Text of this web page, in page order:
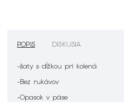
POPIS DISKUSIA
-šaty s dĺžkou pri kolená
-Bez rukávov
-Opasok v páse